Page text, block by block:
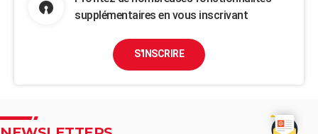
supplémentaires en vous inscrivant
S'INSCRIRE